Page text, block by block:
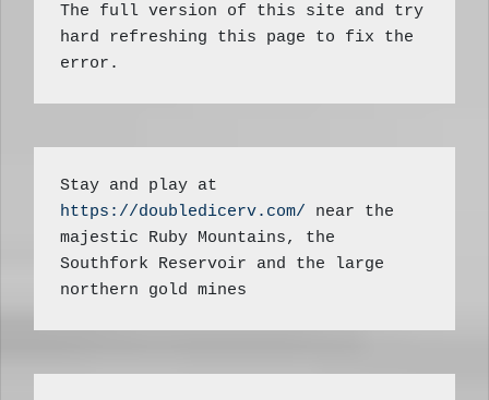
The full version of this site and try
hard refreshing this page to fix the
error.
https://doubledicerv.com/ near the
majestic Ruby Mountains, the
Southfork Reservoir and the large
northern gold mines